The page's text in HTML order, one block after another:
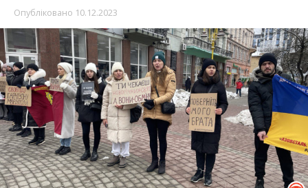
Опубліковано 10.12.2023